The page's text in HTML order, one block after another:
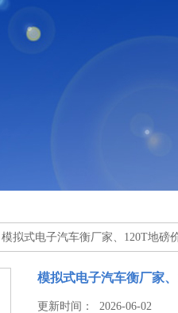
拟式电子汽车衡厂家、120T地磅
模拟式电子汽车衡厂家
更新时间： 2026-06-02